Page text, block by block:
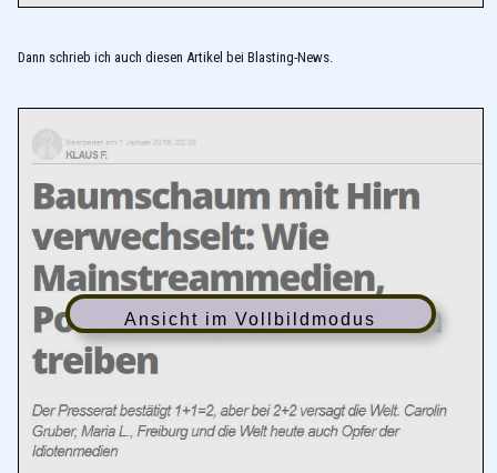
Dann schrieb ich auch diesen Artikel bei Blasting-News.
Ansicht im Vollbildmodus